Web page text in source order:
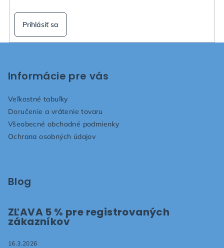
Prihlásiť sa
Informácie pre vás
Veľkostné tabuľky
Doručenie a vrátenie tovaru
Všeobecné obchodné podmienky
Ochrana osobných údajov
Blog
ZĽAVA 5 % pre registrovaných
zákazníkov
16.3.2026